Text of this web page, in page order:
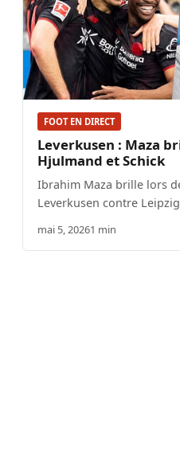
FOOT EN DIRECT
Leverkusen : Maza
Hjulmand et Schick
Ibrahim Maza brille lors
Leverkusen contre
mai 5, 20261 min